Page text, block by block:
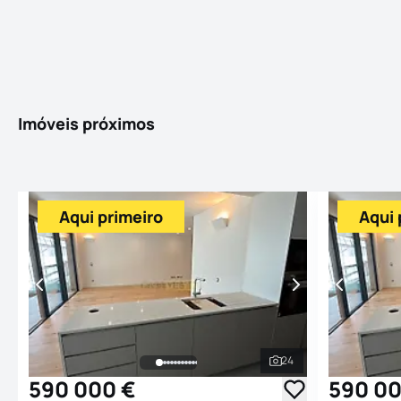
Imóveis próximos
Ver todas as
24
Aqui primeiro
590 000 €
Aqui
590